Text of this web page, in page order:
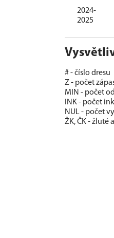
2024-
2025
# - číslo dresu
Z - počet
MIN - počet
INK - počet
NUL - počet
ŽK, ČK - žluté